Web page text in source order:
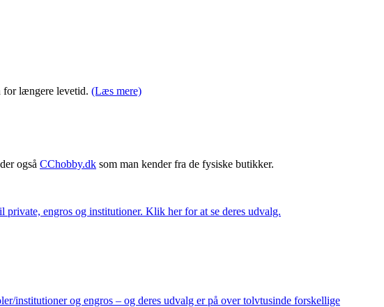
for længere levetid. (Læs mere)
også CChobby.dk som man kender fra de fysiske butikker.
engros og institutioner. Klik her for at se deres udvalg.
institutioner og engros – og deres udvalg er på over tolvtusinde forskellige